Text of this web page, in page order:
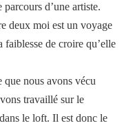
d’une artiste.
deux moi est un voyage
faiblesse de croire qu’elle
que nous avons vécu
travaillé sur le
le loft. Il est donc le